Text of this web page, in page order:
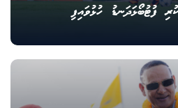
ފުޓުބޯޅަދަނޑު ހުޅުވައިފި